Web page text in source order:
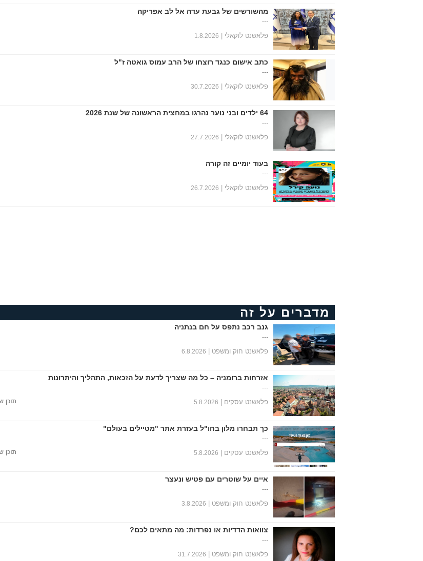
מהשורשים של גבעת עדה אל לב אפריקה
פלאשנט לוקאלי | 1.8.2026
כתב אישום כנגד רוצחו של הרב עמוס גואטה ז"ל
פלאשנט לוקאלי | 30.7.2026
64 ילדים ובני נוער נהרגו במחצית הראשונה של שנת 2026
פלאשנט לוקאלי | 27.7.2026
בעוד יומיים זה קורה
פלאשנט לוקאלי | 26.7.2026
מדברים על זה
גנב רכב נתפס על חם בנתניה
פלאשנט חוק ומשפט | 6.8.2026
אזרחות ברומניה – כל מה שצריך לדעת על הזכאות, התהליך והיתרונות
פלאשנט עסקים | 5.8.2026
כך תבחרו מלון בחו"ל בעזרת אתר "מטיילים בעולם"
פלאשנט עסקים | 5.8.2026
איים על שוטרים עם פטיש ונעצר
פלאשנט חוק ומשפט | 3.8.2026
צוואות הדדיות או נפרדות: מה מתאים לכם?
פלאשנט חוק ומשפט | 31.7.2026